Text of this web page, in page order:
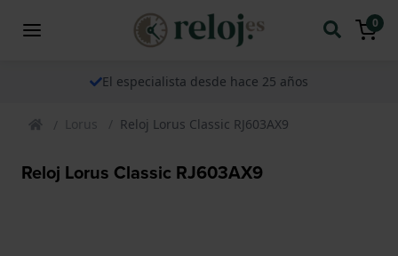
0
El especialista desde hace 25 años
Lorus Reloj Lorus Classic RJ603AX9
Reloj Lorus Classic RJ603AX9